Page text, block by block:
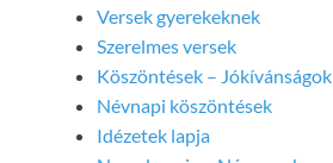
Versek gyerekeknek
Szerelmes versek
Köszöntések – Jókívánságok
Névnapi köszöntések
Idézetek lapja